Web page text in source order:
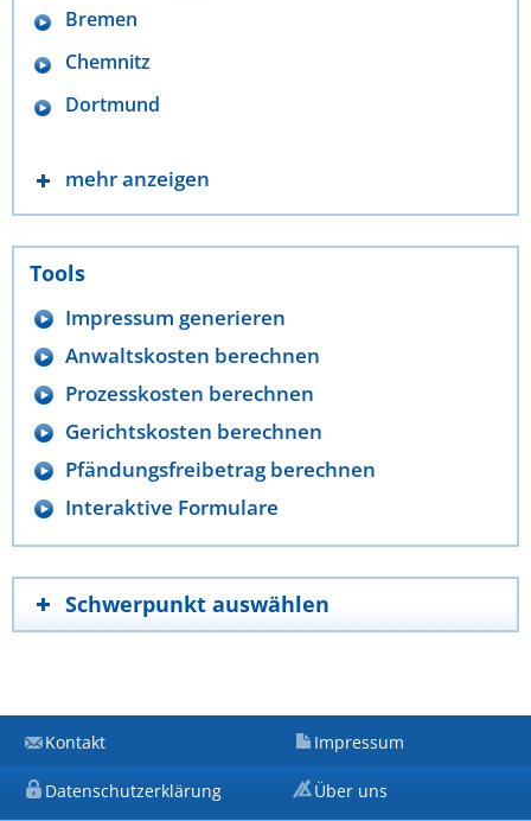
Bremen
Chemnitz
Dortmund
mehr anzeigen
Tools
Impressum generieren
Anwaltskosten berechnen
Prozesskosten berechnen
Gerichtskosten berechnen
Pfändungsfreibetrag berechnen
Interaktive Formulare
Schwerpunkt auswählen
Kontakt Impressum
Datenschutzerklärung Über uns